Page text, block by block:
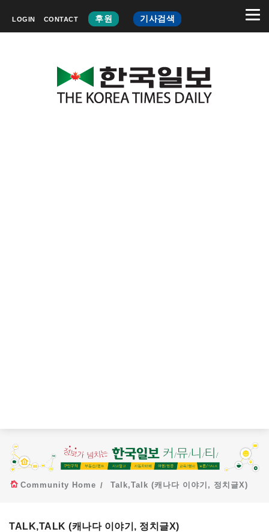
LOGIN CONTACT 후원 기사검색
Community Home Talk,Talk (캐나다 이야기, 정치글X)
TALK,TALK (캐나다 이야기, 정치글X)